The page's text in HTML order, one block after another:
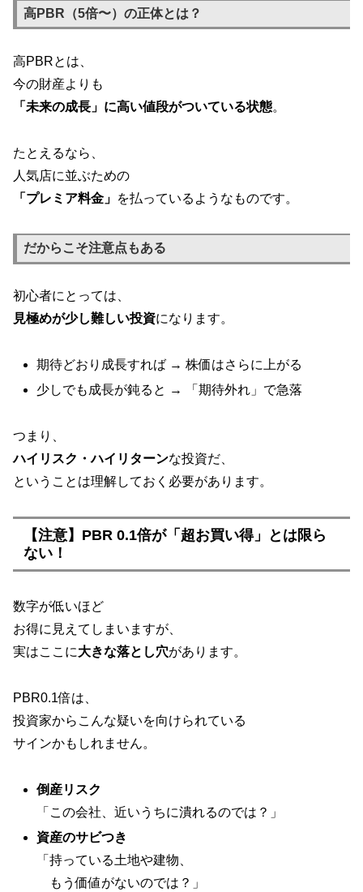
高PBR（5倍〜）の正体とは？
高PBRとは、
今の財産よりも
「未来の成長」に高い値段がついている状態。
たとえるなら、
人気店に並ぶための
「プレミア料金」 を払っているようなものです。
だからこそ注意点もある
初心者にとっては、
見極めが少し難しい投資になります。
期待どおり成長すれば → 株価はさらに上がる
少しでも成長が鈍ると → 「期待外れ」で急落
つまり、
ハイリスク・ハイリターンな投資だ、
ということは理解しておく必要があります。
【注意】PBR 0.1倍が「超お買い得」とは限ら
ない！
数字が低いほど
お得に見えてしまいますが、
実はここに大きな落とし穴があります。
PBR0.1倍は、
投資家からこんな疑いを向けられている
サインかもしれません。
倒産リスク
「この会社、近いうちに潰れるのでは？」
資産のサビつき
「持っている土地や建物、
もう価値がないのでは？」